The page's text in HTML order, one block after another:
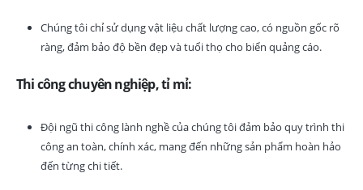
Chúng tôi chỉ sử dụng vật liệu chất lượng cao, có nguồn gốc rõ
ràng, đảm bảo độ bền đẹp và tuổi thọ cho biển quảng cáo.
Thi công chuyên nghiệp, tỉ mỉ:
Đội ngũ thi công lành nghề của chúng tôi đảm bảo quy trình thi
công an toàn, chính xác, mang đến những sản phẩm hoàn hảo
đến từng chi tiết.